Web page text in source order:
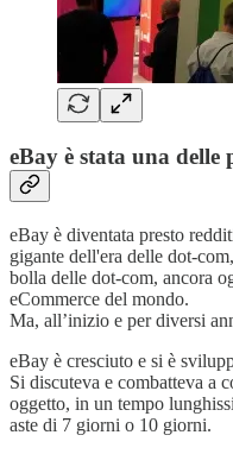
eBay è stata una
eBay è diventata presto
gigante dell'era delle dot-
bolla delle dot-com, ancora
eCommerce del mondo.
Ma, all’inizio e per diversi
eBay è cresciuto e si è
Si discuteva e combatteva a
oggetto, in un tempo
aste di 7 giorni o 10 giorni.